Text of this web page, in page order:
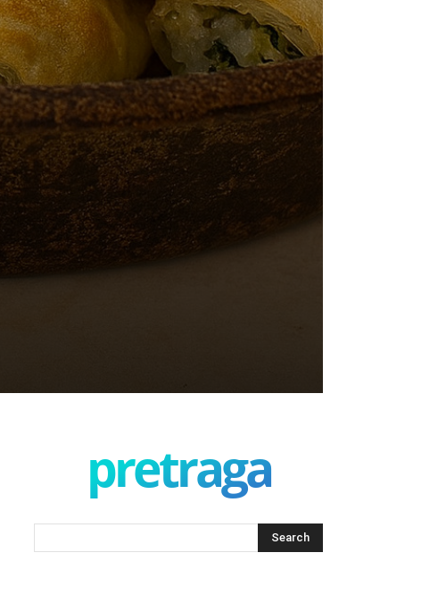
pretraga